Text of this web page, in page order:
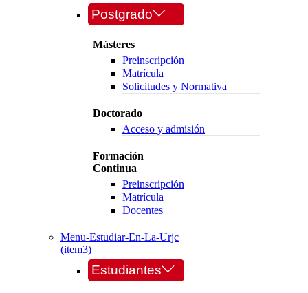
Postgrado
Másteres
Preinscripción
Matrícula
Solicitudes y Normativa
Doctorado
Acceso y admisión
Formación
Continua
Preinscripción
Matrícula
Docentes
Menu-Estudiar-En-La-Urjc
(item3)
Estudiantes